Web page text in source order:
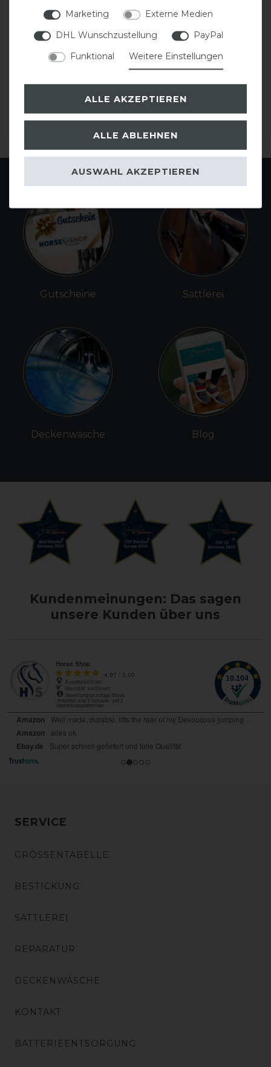
Acavallo Stirnband mit
Acavallo Stirnband mit
Perlen
47,50 € *
Gutscheine
Deckenwäsche
Sattlerei
Blog
Kundenmeinungen: Das sagen
unsere Kunden über uns
SERVICE
GRÖSSENTABELLE
BESTICKUNG
SATTLEREI
REPARATUR
DECKENWÄSCHE
KONTAKT
BATTERIEENTSORGUNG
Marketing
Externe Medien
DHL Wunschzustellung
PayPal
Funktional
Weitere Einstellungen
ALLE AKZEPTIEREN
ALLE ABLEHNEN
AUSWAHL AKZEPTIEREN